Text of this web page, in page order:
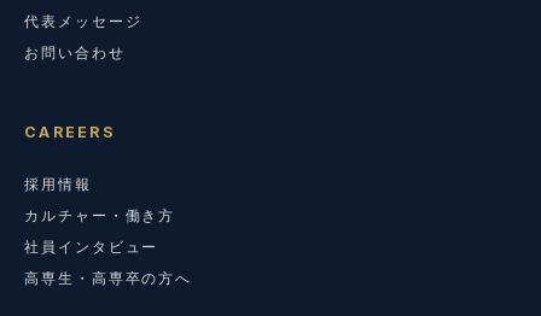
代表メッセージ
お問い合わせ
CAREERS
採用情報
カルチャー・働き方
社員インタビュー
高専生・高専卒の方へ